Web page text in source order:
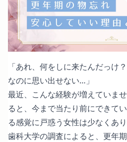
「あれ、何をしに来たんだっけ
なのに思い出せない…」
最近、こんな経験が増えていま
ると、今まで当たり前にできて
る感覚に戸惑う女性は少なくあ
歯科大学の調査によると、更年